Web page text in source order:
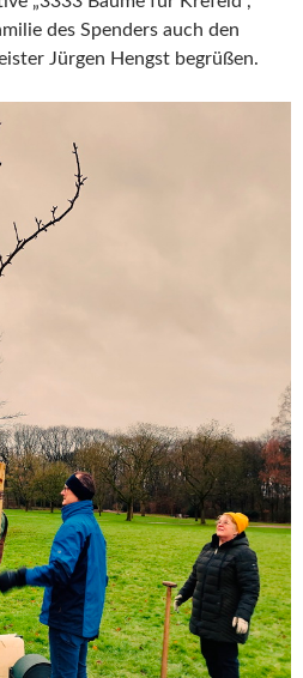
des Spenders auch den
Jürgen Hengst begrüßen.